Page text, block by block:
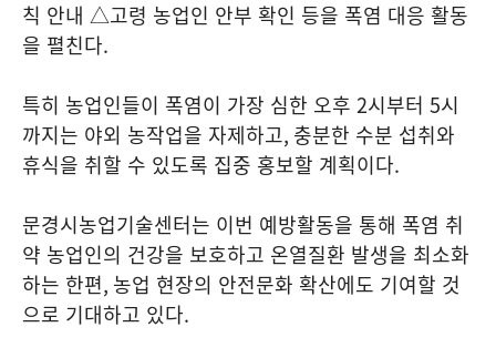
칙 안내 △고령 농업인 안부 확인 등을 폭염 대응 활동
을 펼친다.
특히 농업인들이 폭염이 가장 심한 오후 2시부터 5시
까지는 야외 농작업을 자제하고, 충분한 수분 섭취와
휴식을 취할 수 있도록 집중 홍보할 계획이다.
문경시농업기술센터는 이번 예방활동을 통해 폭염 취
약 농업인의 건강을 보호하고 온열질환 발생을 최소화
하는 한편, 농업 현장의 안전문화 확산에도 기여할 것
으로 기대하고 있다.